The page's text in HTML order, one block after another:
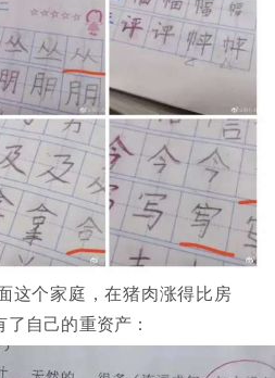
这个家庭，在猪肉涨得比房
自己的重资产：